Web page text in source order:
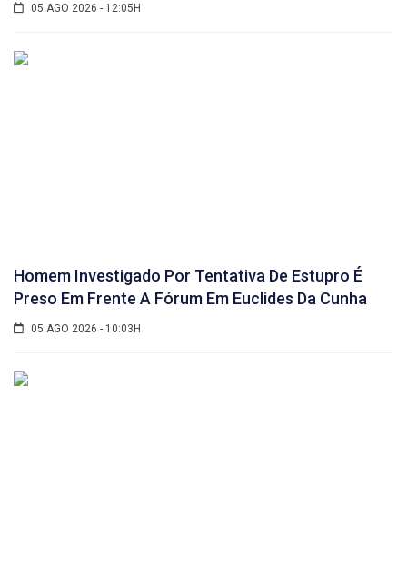
05 AGO 2026 - 12:05H
Homem Investigado Por Tentativa De Estupro É
Preso Em Frente A Fórum Em Euclides Da Cunha
05 AGO 2026 - 10:03H